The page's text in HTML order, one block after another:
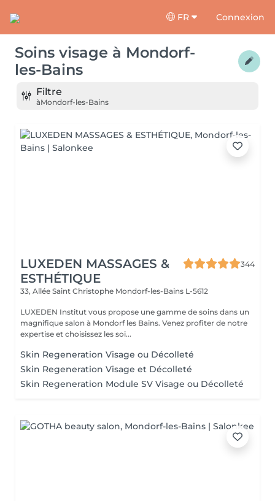
FR Connexion
Soins visage à Mondorf-
les-Bains
Filtre
àMondorf-les-Bains
LUXEDEN MASSAGES &
ESTHÉTIQUE
344
33, Allée Saint Christophe Mondorf-les-Bains L-5612
LUXEDEN Institut vous propose une gamme de soins dans un
magnifique salon à Mondorf les Bains. Venez profiter de notre
expertise et choisissez les soi...
Skin Regeneration Visage ou Décolleté
Skin Regeneration Visage et Décolleté
Skin Regeneration Module SV Visage ou Décolleté